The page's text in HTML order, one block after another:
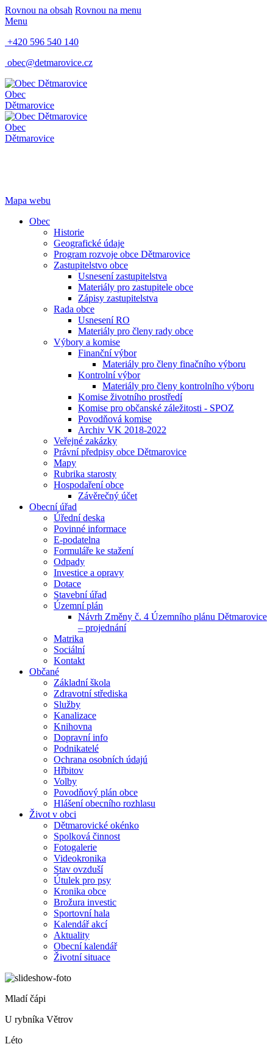
Rovnou na obsah Rovnou na menu
Menu
+420 596 540 140
obec@detmarovice.cz
Obec
Dětmarovice
Obec
Dětmarovice
Mapa webu
Obec
Historie
Geografické údaje
Program rozvoje obce Dětmarovice
Zastupitelstvo obce
Usnesení zastupitelstva
Materiály pro zastupitele obce
Zápisy zastupitelstva
Rada obce
Usnesení RO
Materiály pro členy rady obce
Výbory a komise
Finanční výbor
Materiály pro členy finačního výboru
Kontrolní výbor
Materiály pro členy kontrolního výboru
Komise životního prostředí
Komise pro občanské záležitosti - SPOZ
Povodňová komise
Archiv VK 2018-2022
Veřejné zakázky
Právní předpisy obce Dětmarovice
Mapy
Rubrika starosty
Hospodaření obce
Závěrečný účet
Obecní úřad
Úřední deska
Povinné informace
E-podatelna
Formuláře ke stažení
Odpady
Investice a opravy
Dotace
Stavební úřad
Územní plán
Návrh Změny č. 4 Územního plánu Dětmarovice
– projednání
Matrika
Sociální
Kontakt
Občané
Základní škola
Zdravotní střediska
Služby
Kanalizace
Knihovna
Dopravní info
Podnikatelé
Ochrana osobních údajú
Hřbitov
Volby
Povodňový plán obce
Hlášení obecního rozhlasu
Život v obci
Dětmarovické okénko
Spolková činnost
Fotogalerie
Videokronika
Stav ovzduší
Útulek pro psy
Kronika obce
Brožura investic
Sportovní hala
Kalendář akcí
Aktuality
Obecní kalendář
Životní situace
Mladí čápi
U rybníka Větrov
Léto